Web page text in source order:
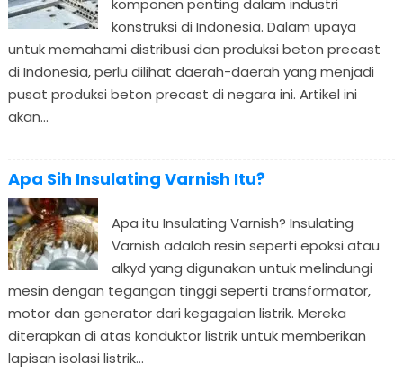
komponen penting dalam industri
konstruksi di Indonesia. Dalam upaya
untuk memahami distribusi dan produksi beton precast
di Indonesia, perlu dilihat daerah-daerah yang menjadi
pusat produksi beton precast di negara ini. Artikel ini
akan...
Apa Sih Insulating Varnish Itu?
Apa itu Insulating Varnish? Insulating
Varnish adalah resin seperti epoksi atau
alkyd yang digunakan untuk melindungi
mesin dengan tegangan tinggi seperti transformator,
motor dan generator dari kegagalan listrik. Mereka
diterapkan di atas konduktor listrik untuk memberikan
lapisan isolasi listrik...